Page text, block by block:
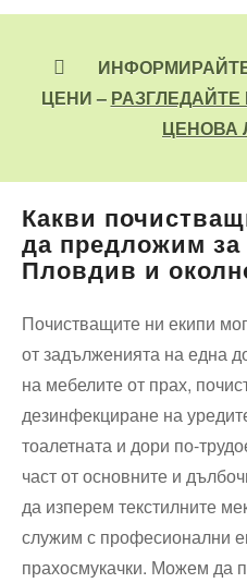
ЦЕНИ –
ЦЕНОВА
Какви
да предложим
Пловдив и
Почистващите ни екипи
от задълженията на една
на мебелите от прах,
дезинфекциране на
тоалетната и дори по-
част от основните и
да изперем текстилните
служим с професионални
прахосмукачки. Можем да